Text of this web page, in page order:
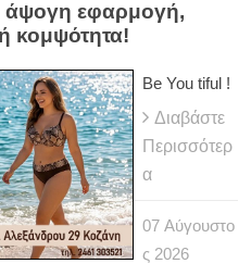
άψογη εφαρμογή,
κομψότητα!
Be You tiful !
Διαβάστε
Περισσότερ
α
07 Αύγουστο
ς 2026